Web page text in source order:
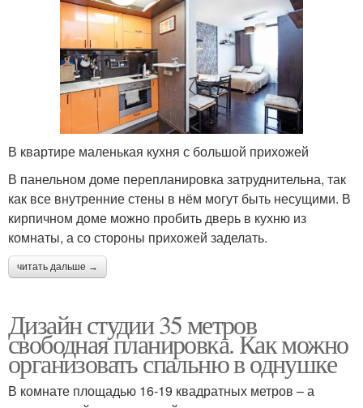
В квартире маленькая кухня с большой прихожей
В панельном доме перепланировка затруднительна, так
как все внутренние стены в нём могут быть несущими. В
кирпичном доме можно пробить дверь в кухню из
комнаты, а со стороны прихожей заделать.
читать дальше →
Дизайн студии 35 метров
свободная планировка. Как можно
организовать спальню в однушке
В комнате площадью 16-19 квадратных метров – а